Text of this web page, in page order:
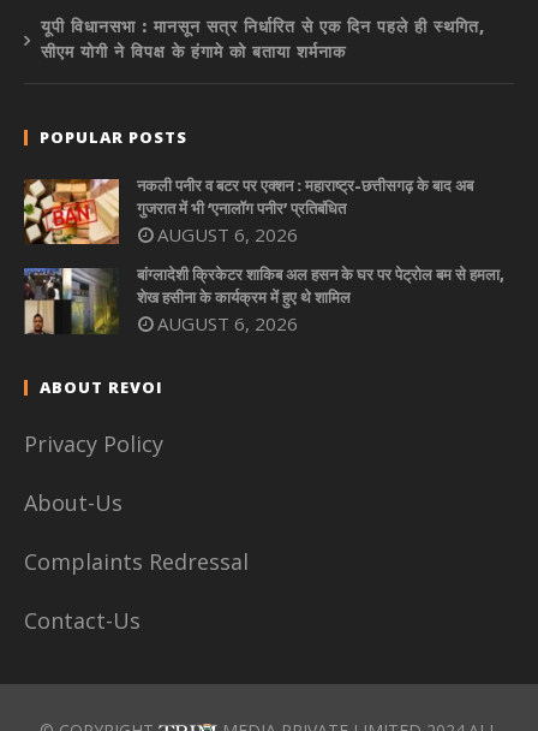
यूपी विधानसभा : मानसून सत्र निर्धारित से एक दिन पहले ही स्थगित,
सीएम योगी ने विपक्ष के हंगामे को बताया शर्मनाक
POPULAR POSTS
नकली पनीर व बटर पर एक्शन : महाराष्ट्र-छत्तीसगढ़ के बाद अब
गुजरात में भी ‘एनालॉग पनीर’ प्रतिबंधित
AUGUST 6, 2026
बांग्लादेशी क्रिकेटर शाकिब अल हसन के घर पर पेट्रोल बम से हमला,
शेख हसीना के कार्यक्रम में हुए थे शामिल
AUGUST 6, 2026
ABOUT REVOI
Privacy Policy
About-Us
Complaints Redressal
Contact-Us